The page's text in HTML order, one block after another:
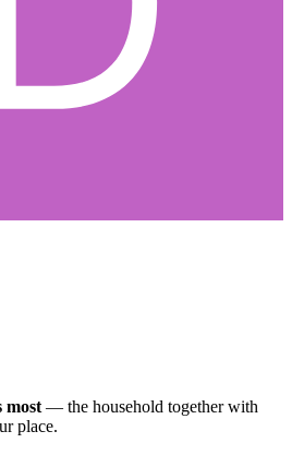
most — the household together with
place.